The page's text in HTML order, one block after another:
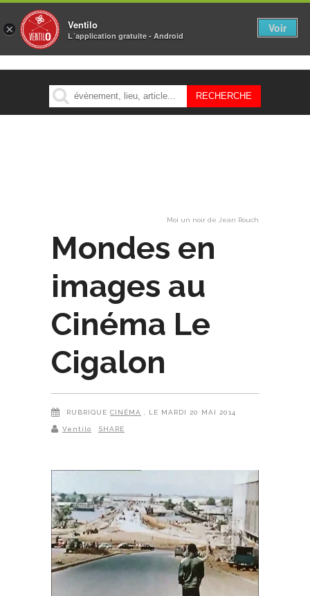
MENU
Moi un noir de Jean Rouch
Mondes en
images au
Cinéma Le
Cigalon
RUBRIQUE CINÉMA , LE MARDI 20 MAI 2014
Ventilo SHARE
× Ventilo
L´application gratuite - Android
Voir